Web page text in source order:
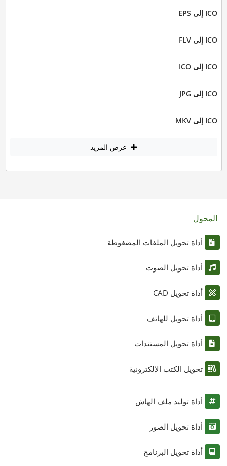
ICO إلى EPS
ICO إلى FLV
ICO إلى ICO
ICO إلى JPG
ICO إلى MKV
عرض المزيد
المحول
أداة تحويل الملفات المضغوطة
أداة تحويل الصوت
أداة تحويل CAD
أداة تحويل للهاتف
أداة تحويل المستندات
تحويل الكتب الإلكترونية
أداة توليد ملف الهاش
أداة تحويل الصور
أداة تحويل البرنامج